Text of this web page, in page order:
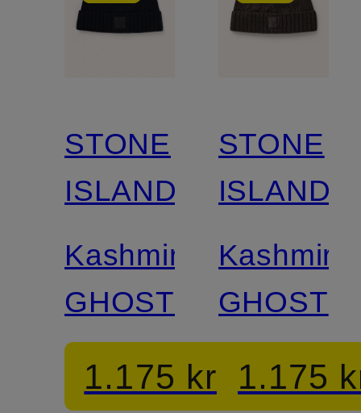
STONE
ISLAND
Kashmirhue
GHOST
1.175 kr
STONE
ISLAND
GHOST
1.175